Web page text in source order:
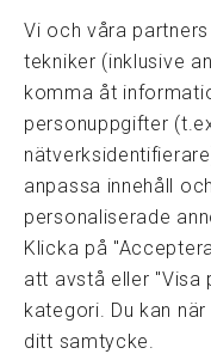
Vi och våra
tekniker (inklusive
komma åt
personuppgifter
anpassa innehåll
personaliserade
Klicka på
att avstå eller "Visa
kategori. Du kan
ditt samtycke.
kansli@fmf.se
Snabblänkar
Prisexempel
Medarbetare
Policies & integritet
Information om
Integritetspolicy